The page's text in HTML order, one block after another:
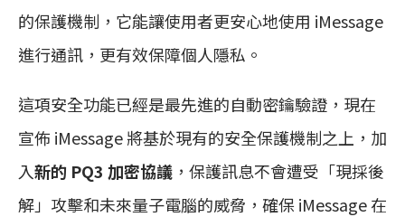
的保護機制，它能讓使用者更安心地使用 iMessage
進行通訊，更有效保障個人隱私。
這項安全功能已經是最先進的自動密鑰驗證，現在
宣佈 iMessage 將基於現有的安全保護機制之上，加
入新的 PQ3 加密協議 ，保護訊息不會遭受「現採後
解」攻擊和未來量子電腦的威脅，確保 iMessage 在